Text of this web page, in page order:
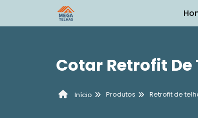
Cotar Retrofit De
Início Produtos Retrofit de